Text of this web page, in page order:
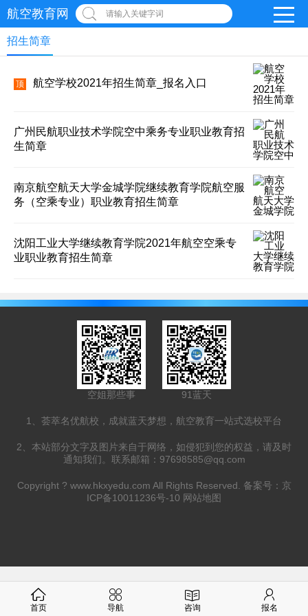
航空教育网 请输入关键字词
招生简章
顶 航空学校2021年招生简章_报名入口
广州民航职业技术学院空中乘务专业职业教育招
生简章
南京航空航天大学金城学院继续教育学院航空服
务（空乘专业）职业教育招生简章
沈阳工业大学继续教育学院2021年航空空乘专
业职业教育招生简章
空姐那些事 91蓝天
1、荟萃名优航校，成就蓝天梦想，航空教育一站式选校平台
2、本站部分文字及图片来自于网络，如侵犯到您的权益，请及时
通知我们。联系邮箱：97698585@qq.com
Copyright ? www.hkxyedu.com All Rights Reserved. 备案号： 京
ICP备10011236号-10 网站地图
首页 导航 咨询 报名